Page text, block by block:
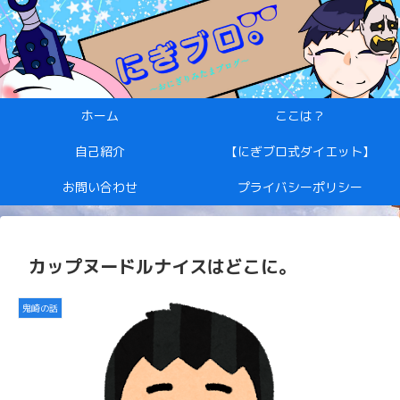
ホーム ここは？
自己紹介 【にぎブロ式ダイエット】
お問い合わせ プライバシーポリシー
カップヌードルナイスはどこに。
鬼崎の話